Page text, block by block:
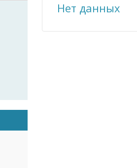
Нет данных